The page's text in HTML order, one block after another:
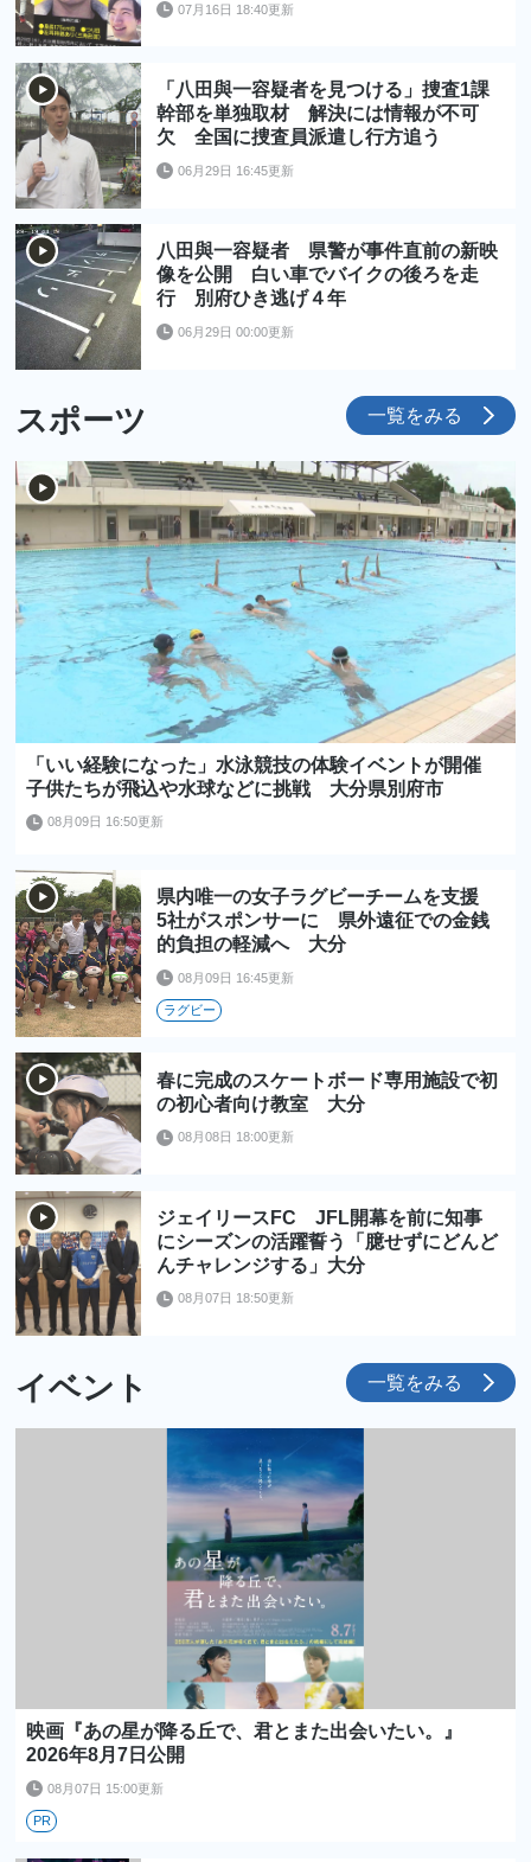
07月16日 18:40更新
「八田與一容疑者を見つける」捜査1課
幹部を単独取材 解決には情報が不可
欠 全国に捜査員派遣し行方追う
06月29日 16:45更新
八田與一容疑者 県警が事件直前の新映
像を公開 白い車でバイクの後ろを走
行 別府ひき逃げ４年
06月29日 00:00更新
スポーツ 一覧をみる
「いい経験になった」水泳競技の体験イベントが開催
子供たちが飛込や水球などに挑戦 大分県別府市
08月09日 16:50更新
県内唯一の女子ラグビーチームを支援
5社がスポンサーに 県外遠征での金銭
的負担の軽減へ 大分
08月09日 16:45更新
ラグビー
春に完成のスケートボード専用施設で初
の初心者向け教室 大分
08月08日 18:00更新
ジェイリースFC JFL開幕を前に知事
にシーズンの活躍誓う「臆せずにどんど
んチャレンジする」大分
08月07日 18:50更新
イベント 一覧をみる
映画『あの星が降る丘で、君とまた出会いたい。』
2026年8月7日公開
08月07日 15:00更新
PR